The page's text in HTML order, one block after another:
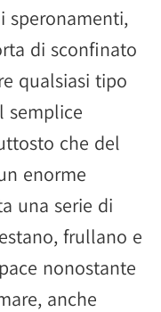
speronamenti,
di sconfinato
qualsiasi tipo
semplice
che del
enorme
una serie di
frullano e
nonostante
anche